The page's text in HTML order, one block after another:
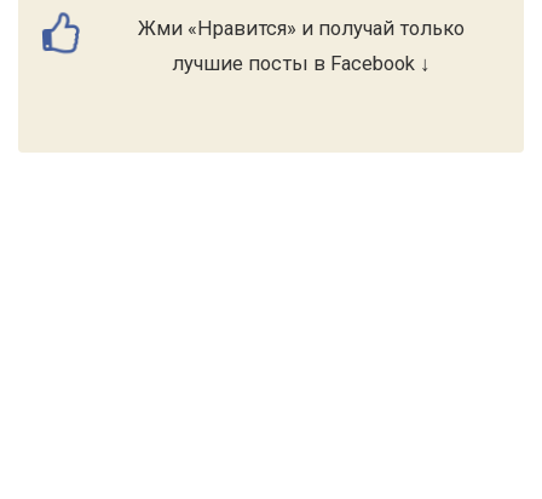
Жми «Нравится» и получай только
лучшие посты в Facebook ↓